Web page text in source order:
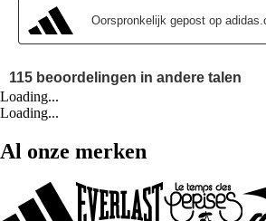
Loading...
Loading...
Al onze merken